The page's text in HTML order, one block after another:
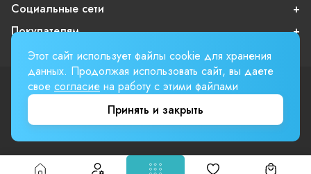
Социальные сети
Покупателям
Пользовательское соглашение
Публичная оферта
Вверх страницы
Этот сайт использует файлы cookie для хранения
данных. Продолжая использовать сайт, вы даете
свое согласие на работу с этими файлами
Принять и закрыть